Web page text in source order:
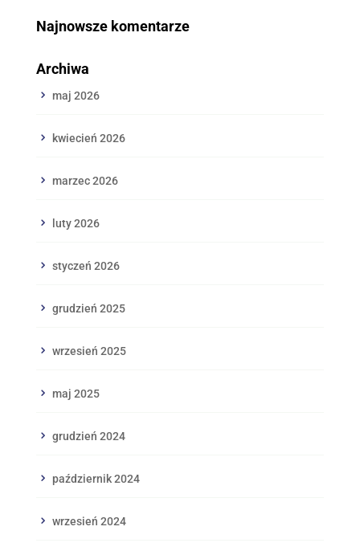
Najnowsze komentarze
Archiwa
maj 2026
kwiecień 2026
marzec 2026
luty 2026
styczeń 2026
grudzień 2025
wrzesień 2025
maj 2025
grudzień 2024
październik 2024
wrzesień 2024